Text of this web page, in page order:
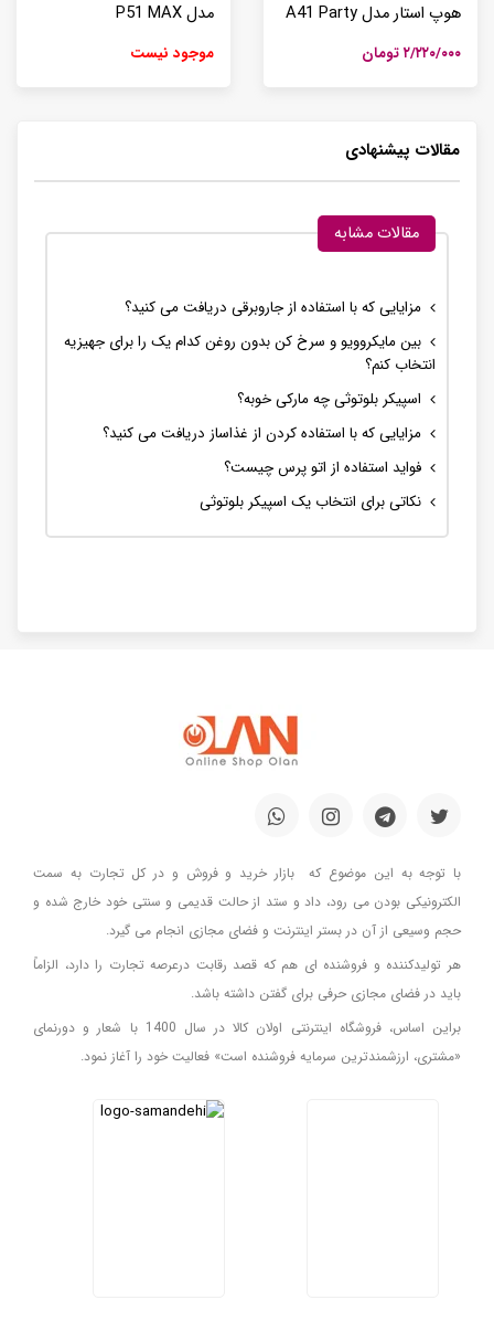
مدل P51 MAX
موجود نیست
هوپ استار مدل A41 Party
۲/۲۲۰/۰۰۰ تومان
مقالات پیشنهادی
مقالات مشابه
مزایایی که با استفاده از جاروبرقی دریافت می کنید؟
بین مایکروویو و سرخ کن بدون روغن کدام یک را برای جهیزیه
انتخاب کنم؟
اسپیکر بلوتوثی چه مارکی خوبه؟
مزایایی که با استفاده کردن از غذاساز دریافت می کنید؟
فواید استفاده از اتو پرس چیست؟
نکاتی برای انتخاب یک اسپیکر بلوتوثی
با توجه به این موضوع که بازار خرید و فروش و در کل تجارت به سمت
الکترونیکی بودن می رود، داد و ستد از حالت قدیمی و سنتی خود خارج شده و
حجم وسیعی از آن در بستر اینترنت و فضای مجازی انجام می گیرد.
هر تولیدکننده و فروشنده ای هم که قصد رقابت درعرصه تجارت را دارد، الزاماً
باید در فضای مجازی حرفی برای گفتن داشته باشد.
براین اساس، فروشگاه اینترنتی اولان کالا در سال 1400 با شعار و دورنمای
«مشتری، ارزشمندترین سرمایه فروشنده است» فعالیت خود را آغاز نمود.